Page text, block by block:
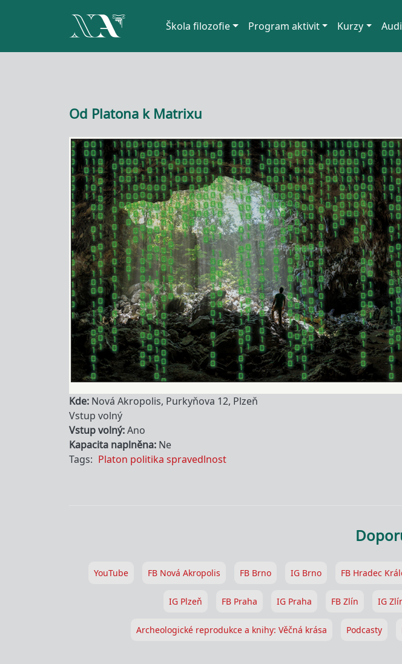
Hlavní navigace
Škola filozofie Program aktivit Kurzy
Od Platona k Matrixu
Kde Nová Akropolis, Purkyňova 12, Plzeň
Vstup volný
Vstup volný Ano
Kapacita naplněna Ne
Tags
Platon politika spravedlnost
YouTube FB Nová Akropolis FB Brno IG Brno FB Hradec
IG Plzeň FB Praha IG Praha FB Zlín IG
Archeologické reprodukce a knihy: Věčná krása Podcasty